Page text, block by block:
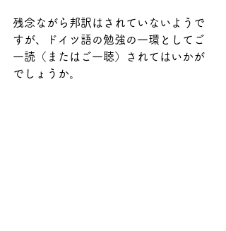
残念ながら邦訳はされていないようで
すが、ドイツ語の勉強の一環としてご
一読（またはご一聴）されてはいかが
でしょうか。